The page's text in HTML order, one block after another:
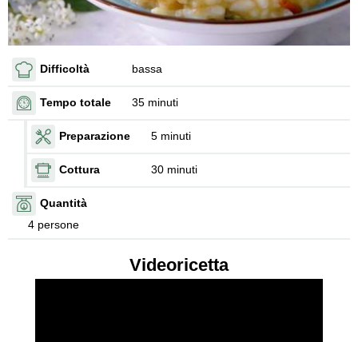
Difficoltà bassa
Tempo totale 35 minuti
Preparazione 5 minuti
Cottura 30 minuti
Quantità
4 persone
Videoricetta